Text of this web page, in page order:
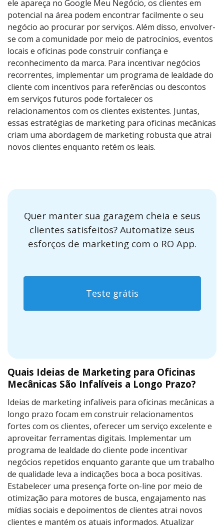
ele apareça no Google Meu Negócio, os clientes em
potencial na área podem encontrar facilmente o seu
negócio ao procurar por serviços. Além disso, envolver-
se com a comunidade por meio de patrocínios, eventos
locais e oficinas pode construir confiança e
reconhecimento da marca. Para incentivar negócios
recorrentes, implementar um programa de lealdade do
cliente com incentivos para referências ou descontos
em serviços futuros pode fortalecer os
relacionamentos com os clientes existentes. Juntas,
essas estratégias de marketing para oficinas mecânicas
criam uma abordagem de marketing robusta que atrai
novos clientes enquanto retém os leais.
Quer manter sua garagem cheia e seus
clientes satisfeitos? Automatize seus
esforços de marketing com o RO App.
Teste grátis
Quais Ideias de Marketing para Oficinas
Mecânicas São Infalíveis a Longo Prazo?
Ideias de marketing infalíveis para oficinas mecânicas a
longo prazo focam em construir relacionamentos
fortes com os clientes, oferecer um serviço excelente e
aproveitar ferramentas digitais. Implementar um
programa de lealdade do cliente pode incentivar
negócios repetidos enquanto garante que um trabalho
de qualidade leva a indicações boca a boca positivas.
Estabelecer uma presença forte on-line por meio de
otimização para motores de busca, engajamento nas
mídias sociais e depoimentos de clientes atrai novos
clientes e mantém os atuais informados. Atualizar